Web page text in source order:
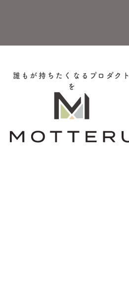
誰もが持ちたくなるプロダクト
を